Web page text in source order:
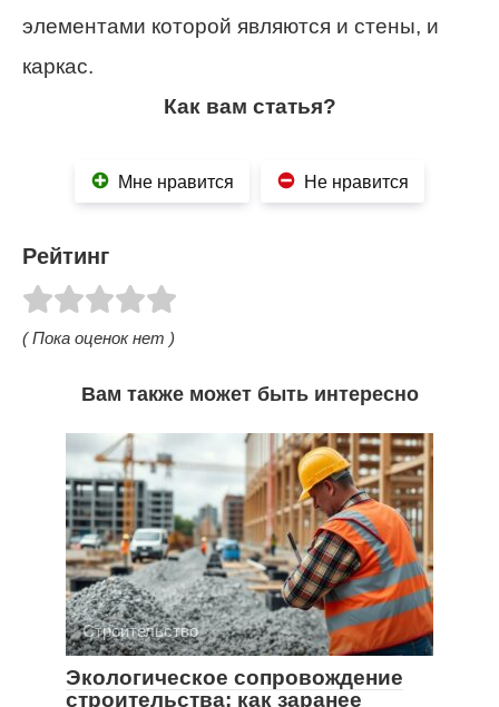
элементами которой являются и стены, и
каркас.
Как вам статья?
Мне нравится Не нравится
Рейтинг
( Пока оценок нет )
Вам также может быть интересно
Строительство
Экологическое сопровождение
строительства: как заранее